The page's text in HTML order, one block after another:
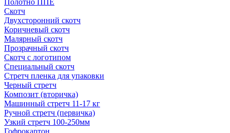
Полотно ППЕ
Скотч
Двухсторонний скотч
Коричневый скотч
Малярный скотч
Прозрачный скотч
Скотч с логотипом
Специальный скотч
Стретч пленка для упаковки
Черный стретч
Композит (вторичка)
Машинный стретч 11-17 кг
Ручной стретч (первичка)
Узкий стретч 100-250мм
Гофрокартон